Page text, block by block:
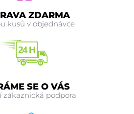
ZDARMA
kusů v objednávce
SE O VÁS
zákaznická podpora